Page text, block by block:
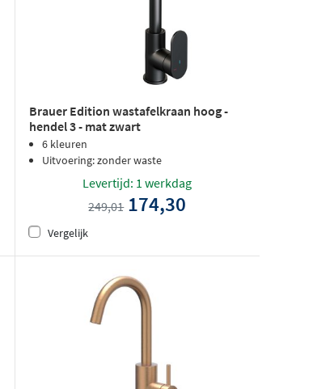
Brauer Edition wastafelkraan hoog -
hendel 3 - mat zwart
6 kleuren
Uitvoering: zonder waste
Levertijd: 1 werkdag
249,01 174,30
Vergelijk